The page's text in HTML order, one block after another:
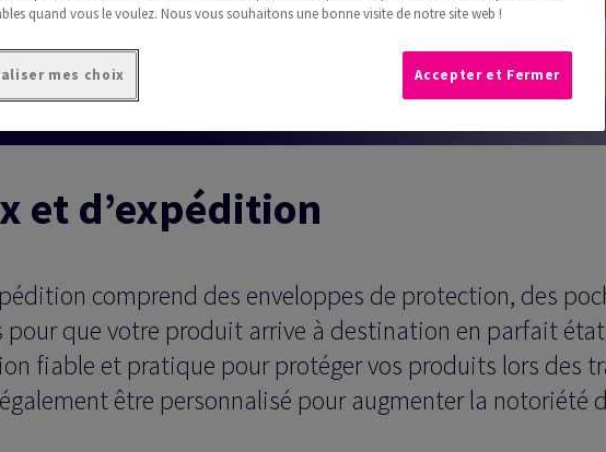
et d’expédition
comprend des enveloppes de protection, des
pour que votre produit arrive à destination en parfait
fiable et pratique pour protéger vos produits lors des
être personnalisé pour augmenter la notoriété
quand vous le voulez. Nous vous souhaitons une bonne visite de notre site web !
mes choix Accepter et Fermer